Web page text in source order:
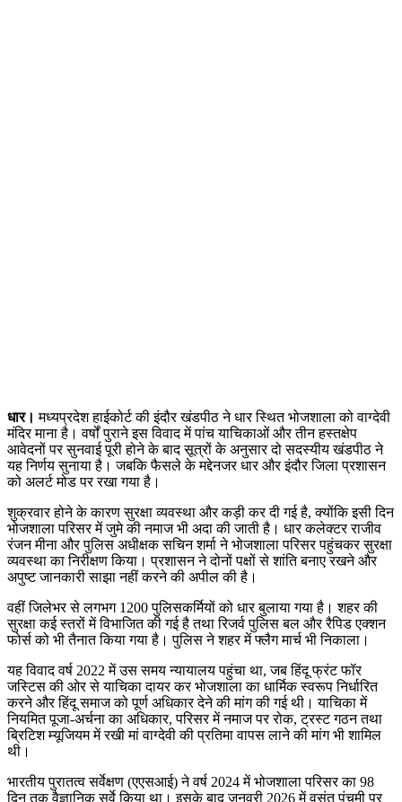
धार। मध्यप्रदेश हाईकोर्ट की इंदौर खंडपीठ ने धार स्थित भोजशाला को वाग्देवी
मंदिर माना है। वर्षों पुराने इस विवाद में पांच याचिकाओं और तीन हस्तक्षेप
आवेदनों पर सुनवाई पूरी होने के बाद सूत्रों के अनुसार दो सदस्यीय खंडपीठ ने
यह निर्णय सुनाया है। जबकि फैसले के मद्देनजर धार और इंदौर जिला प्रशासन
को अलर्ट मोड पर रखा गया है।
शुक्रवार होने के कारण सुरक्षा व्यवस्था और कड़ी कर दी गई है, क्योंकि इसी दिन
भोजशाला परिसर में जुमे की नमाज भी अदा की जाती है। धार कलेक्टर राजीव
रंजन मीना और पुलिस अधीक्षक सचिन शर्मा ने भोजशाला परिसर पहुंचकर सुरक्षा
व्यवस्था का निरीक्षण किया। प्रशासन ने दोनों पक्षों से शांति बनाए रखने और
अपुष्ट जानकारी साझा नहीं करने की अपील की है।
वहीं जिलेभर से लगभग 1200 पुलिसकर्मियों को धार बुलाया गया है। शहर की
सुरक्षा कई स्तरों में विभाजित की गई है तथा रिजर्व पुलिस बल और रैपिड एक्शन
फोर्स को भी तैनात किया गया है। पुलिस ने शहर में फ्लैग मार्च भी निकाला।
यह विवाद वर्ष 2022 में उस समय न्यायालय पहुंचा था, जब हिंदू फ्रंट फॉर
जस्टिस की ओर से याचिका दायर कर भोजशाला का धार्मिक स्वरूप निर्धारित
करने और हिंदू समाज को पूर्ण अधिकार देने की मांग की गई थी। याचिका में
नियमित पूजा-अर्चना का अधिकार, परिसर में नमाज पर रोक, ट्रस्ट गठन तथा
ब्रिटिश म्यूजियम में रखी मां वाग्देवी की प्रतिमा वापस लाने की मांग भी शामिल
थी।
भारतीय पुरातत्व सर्वेक्षण (एएसआई) ने वर्ष 2024 में भोजशाला परिसर का 98
दिन तक वैज्ञानिक सर्वे किया था। इसके बाद जनवरी 2026 में वसंत पंचमी पर